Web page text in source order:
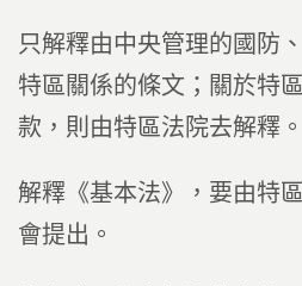
只解釋由中央管理的國防
特區關係的條文；關於特
款，則由特區法院去解釋。
解釋《基本法》，要由特
會提出。